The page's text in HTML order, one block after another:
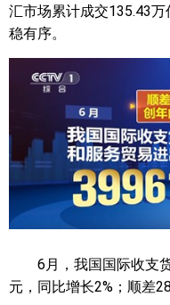
汇市场累计成交135.43
稳有序。
6月，我国国际收支
元，同比增长2%；顺差